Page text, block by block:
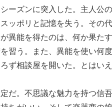
ーズンに突入した。主人公の
ッポリと記憶を失う。その
異能を得たのは、何か果た
習う。また、異能を使い何
ず相談屋を開いた。とはい
だ。不思議な魅力を持つ信